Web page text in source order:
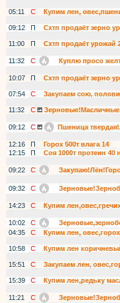
05:11
С
Купим лен,
09:12
П
Схтп продаёт зерно
11:00
П
Схтп продаёт урожай
11:32
С
Куплю просо
10:07
П
Схтп продаёт зерно
07:54
С
Закупаем сою,
11:32
С
09:12
С
Пшеница
12:16
П
Горох 500т влага 14
12:15
П
Соя 1000т протеин 40
09:22
С
09:32
С
14:23
С
Купим
10:02
С
04:35
С
Купим лен,
10:58
С
Купим лен
15:51
С
Закупаем лен,
15:39
С
Купим лен,редьку
11:21
С